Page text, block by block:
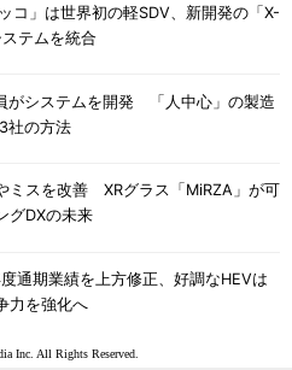
コ」は世界初の軽SDV、新開発の「X-
テムを統合
がシステムを開発 「人中心」の製造
社の方法
ミスを改善 XRグラス「MiRZA」が可
グDXの未来
通期業績を上方修正、好調なHEVは
力を強化へ
Inc. All Rights Reserved.